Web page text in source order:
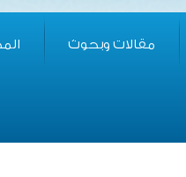
مقالات وبحوث